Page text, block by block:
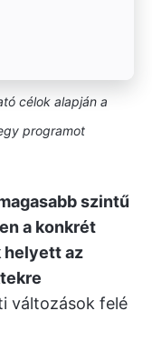
célok alapján a
programot
szintű
a konkrét
helyett az
változások felé